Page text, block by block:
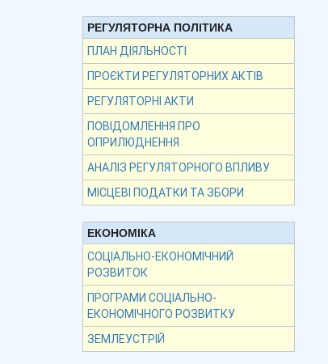
РЕГУЛЯТОРНА ПОЛІТИКА
ПЛАН ДІЯЛЬНОСТІ
ПРОЄКТИ РЕГУЛЯТОРНИХ АКТІВ
РЕГУЛЯТОРНІ АКТИ
ПОВІДОМЛЕННЯ ПРО
ОПРИЛЮДНЕННЯ
АНАЛІЗ РЕГУЛЯТОРНОГО ВПЛИВУ
МІСЦЕВІ ПОДАТКИ ТА ЗБОРИ
ЕКОНОМІКА
СОЦІАЛЬНО-ЕКОНОМІЧНИЙ
РОЗВИТОК
ПРОГРАМИ СОЦІАЛЬНО-
ЕКОНОМІЧНОГО РОЗВИТКУ
ЗЕМЛЕУСТРІЙ